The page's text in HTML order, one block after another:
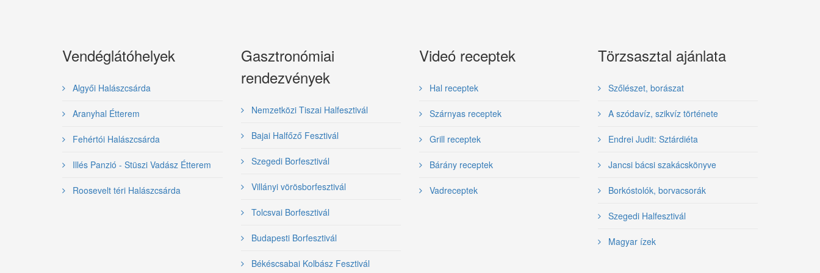
Vendéglátóhelyek
Algyői Halászcsárda
Aranyhal Étterem
Fehértói Halászcsárda
Illés Panzió - Stüszi Vadász Étterem
Roosevelt téri Halászcsárda
Gasztronómiai
rendezvények
Nemzetközi Tiszai Halfesztivál
Bajai Halfőző Fesztivál
Szegedi Borfesztivál
Villányi vörösborfesztivál
Tolcsvai Borfesztivál
Budapesti Borfesztivál
Békéscsabai Kolbász Fesztivál
Videó receptek
Hal receptek
Szárnyas receptek
Grill receptek
Bárány receptek
Vadreceptek
Törzsasztal ajánlata
Szőlészet, borászat
A szódavíz, szikvíz története
Endrei Judit: Sztárdiéta
Jancsi bácsi szakácskönyve
Borkóstolók, borvacsorák
Szegedi Halfesztivál
Magyar ízek